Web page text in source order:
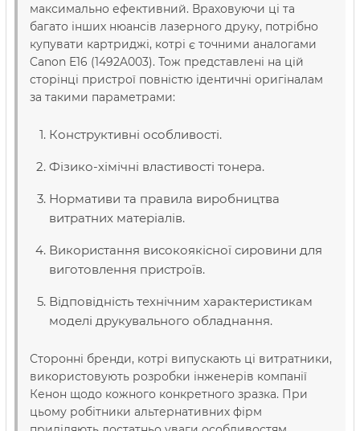
максимально ефективний. Враховуючи ці та
багато інших нюансів лазерного друку, потрібно
купувати картриджі, котрі є точними аналогами
Canon E16 (1492A003). Тож представлені на цій
сторінці пристрої повністю ідентичні оригіналам
за такими параметрами:
Конструктивні особливості.
Фізико-хімічні властивості тонера.
Нормативи та правила виробництва
витратних матеріалів.
Використання високоякісної сировини для
виготовлення пристроїв.
Відповідність технічним характеристикам
моделі друкувального обладнання.
Сторонні бренди, котрі випускають ці витратники,
використовують розробки інженерів компанії
Кенон щодо кожного конкретного зразка. При
цьому робітники альтернативних фірм